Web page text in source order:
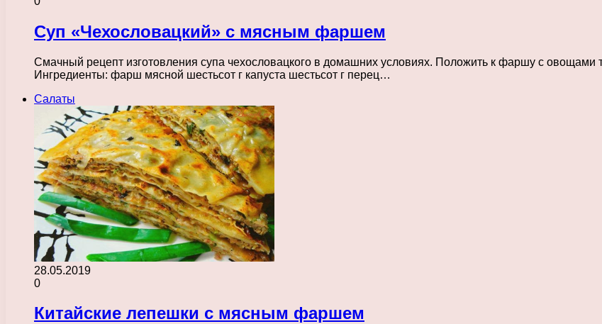
Суп «Чехословацкий» с мясным фаршем
Смачный рецепт изготовления супа чехословацкого в домашних условиях. Положить к фаршу с овощами
Ингредиенты: фарш мясной шестьсот г капуста шестьсот г перец…
Салаты
28.05.2019
0
Китайские лепешки с мясным фаршем